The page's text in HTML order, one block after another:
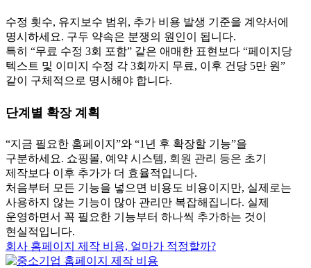
수정 횟수, 유지보수 범위, 추가 비용 발생 기준을 계약서에
명시하세요. 구두 약속은 분쟁의 원인이 됩니다.
특히 “무료 수정 3회 포함” 같은 애매한 표현보다 “페이지당
텍스트 및 이미지 수정 각 3회까지 무료, 이후 건당 5만 원”
같이 구체적으로 명시해야 합니다.
단계별 확장 계획
“지금 필요한 홈페이지”와 “1년 후 확장할 기능”을
구분하세요. 쇼핑몰, 예약 시스템, 회원 관리 등은 초기
제작보다 이후 추가가 더 효율적입니다.
처음부터 모든 기능을 넣으면 비용도 비용이지만, 실제로는
사용하지 않는 기능이 많아 관리만 복잡해집니다. 실제
운영하면서 꼭 필요한 기능부터 하나씩 추가하는 것이
현실적입니다.
회사 홈페이지 제작 비용, 얼마가 적정할까?